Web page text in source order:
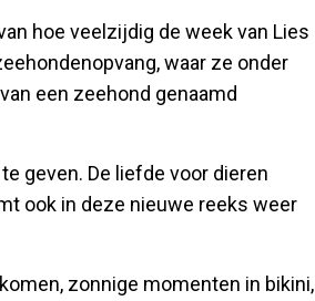
hoe veelzijdig de week van Lies
waar ze onder
een zeehond genaamd
geven. De liefde voor dieren
ook in deze nieuwe reeks weer
zonnige momenten in bikini,